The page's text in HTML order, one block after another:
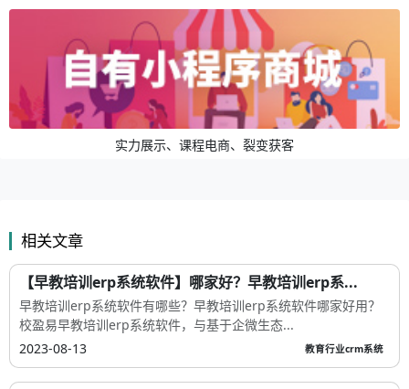
实力展示、课程电商、裂变获客
相关文章
【早教培训erp系统软件】哪家好？早教培训erp系...
早教培训erp系统软件有哪些？早教培训erp系统软件哪家好用？
校盈易早教培训erp系统软件，与基于企微生态...
2023-08-13
教育行业crm系统